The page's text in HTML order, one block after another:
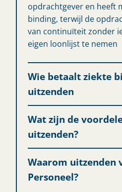
opdrachtgever en heeft
binding, terwijl de
van continuïteit zonder
eigen loonlijst te nemen
Wie betaalt ziekte
uitzenden
Wat zijn de
uitzenden?
Waarom uitzenden
Personeel?